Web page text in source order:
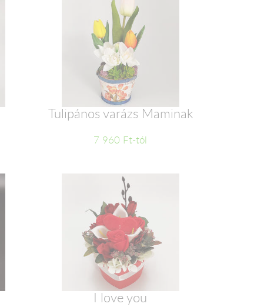
Tulipános varázs Maminak
7 960 Ft-tól
I love you